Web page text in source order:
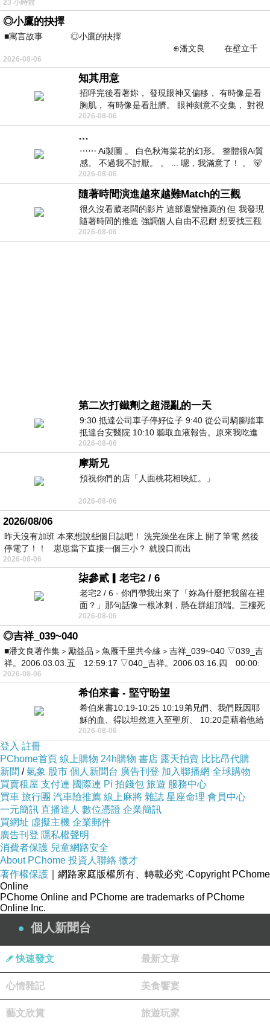
23 小時前
◎小鷹的抉擇
■寓言故事 ◎小鷹的抉擇
⊕潘文良 在壁立千
仞的懸崖上，有一座遮天蔽
2026-08-06
知其用意
招呼完後看著妳， 發現眼神又偏移， 有時像是看
胸肌， 有時像是看肚臍。 眼神刻意不交集， 對視
視線不對齊， 讓我很難不
2026-08-06
…
⋯⋯ Ai製圖 。 白色秋海棠花的幻形。 整體很Ai質
感。 不過我不討厭。 。 ... 嗯，我滿意了！ 。 🐻
昨中
2026-08-06
隨著時間演進越來越難Match的三觀
很久沒看葳老闆的影片 這部還蠻推薦的 但 我發現
隨著時間的推進 強調個人自由不忍耐 想要找三觀
接近的不要說對象 連朋友都超
2026-08-06
第二次打鐵劑之超混亂的一天
9:30 抵達公司車子停好位子 9:40 從公司騎腳踏車
抵達台安醫院 10:10 聽取血液報告。原來我吃進
去的 B12 彌可保並非沒有吸收而是超
2026-08-06
摩斯兄
預祝你們的店「人面桃花相映紅。」
2026-08-06
2026/08/06
昨天沒有加班 本來想說些個日誌吧！ 洗完澡坐在床上 開了筆電 然後
停電了！！ 崽崽當下直接一個三小？ 就脫口而出
2026-08-06
柒參貳▎老宅2 / 6
老宅2 / 6 - 你們帶我出來了「妳為什麼把我留在裡
面？」那句話像一根冰刺，懸在群組頂端。三樓死
死盯著照片裡的人。那個人確實站在
2026-08-06
◎吉祥_039~040
■潘文良著作集＞勵益品＞魚雁千里共今緣＞吉祥_039~040 ▽039_吉
祥。2006.03.03.五 12:59:17 ▽040_吉祥。2006.03.16.四 00:00:
2026-08-06
希伯來書 - 堅守盼望
希伯來書10:19-10:25 10:19弟兄們、我們既因耶
穌的血、得以坦然進入至聖所、 10:20是藉着他給
我們開了一條又新又活的路從幔子經過
2026-08-06
登入 註冊
PChome首頁 線上購物 24h購物 書店 露天拍賣 比比昂代購
新聞 /氣象 股市 個人新聞台 廣告刊登 加入聯播網 全球購物
買賣租屋 支付連 國際連 Pi 拍錢包 旅遊 服務中心
買車 旅行團 汽車險推薦 線上麻將 雜誌 星座命理 會員中心
一元簡訊 直播達人 數位憑證 企業簡訊
買網址 虛擬主機 企業郵件
廣告刊登 隱私權聲明
消費者保護 兒童網路安全
About PChome 投資人聯絡 徵才
著作權保護 ｜網路家庭版權所有、轉載必究 ‧Copyright PChome
Online
PChome Online and PChome are trademarks of PChome
Online Inc.
個人新聞台
快速發文 最新文章
心情雜記 美食饗宴
藝文欣賞 旅遊玩家